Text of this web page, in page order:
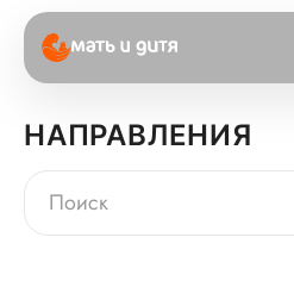
НАПРАВЛЕНИЯ